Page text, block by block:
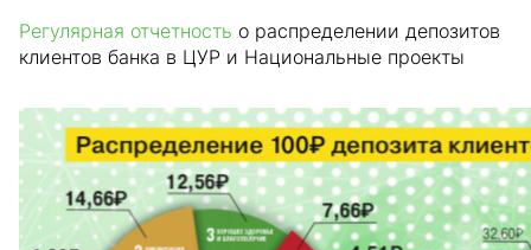
Регулярная отчетность о распределении депозитов
клиентов банка в ЦУР и Национальные проекты